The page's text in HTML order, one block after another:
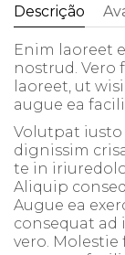
Descrição
Enim laoreet
nostrud. Vero
laoreet, ut
augue ea
Volutpat
dignissim
te in
Aliquip
Augue ea
consequat
vero.